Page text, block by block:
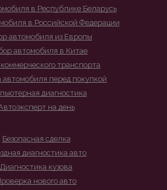
в Республике Беларусь
в Российской Федерации
автомобиля из Европы
автомобиля в Китае
транспорта
автомобиля перед покупкой
диагностика
на день
Безопасная сделка
диагностика авто
Диагностика кузова
нового авто